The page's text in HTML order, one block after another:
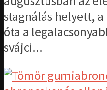
stagnálás helyett,
óta a
svájci...